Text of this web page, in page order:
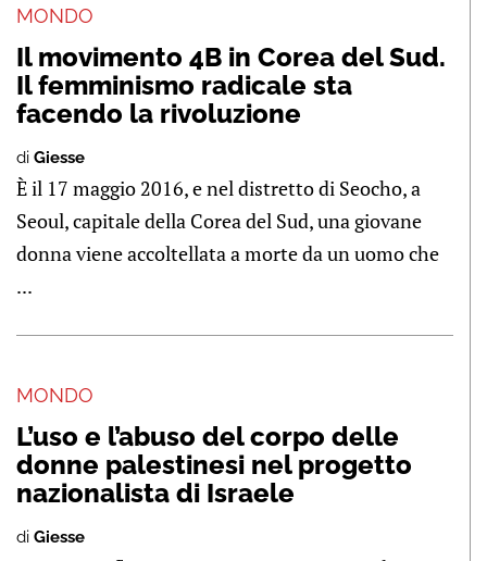
MONDO
Il movimento 4B in Corea del Sud.
Il femminismo radicale sta
facendo la rivoluzione
di Giesse
È il 17 maggio 2016, e nel distretto di Seocho, a
Seoul, capitale della Corea del Sud, una giovane
donna viene accoltellata a morte da un uomo che
...
MONDO
L’uso e l’abuso del corpo delle
donne palestinesi nel progetto
nazionalista di Israele
di Giesse